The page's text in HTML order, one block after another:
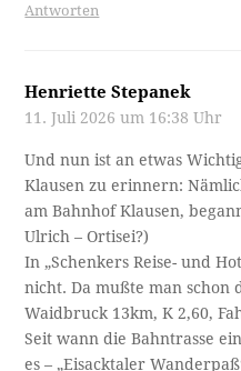
Antworten
Henriette Stepanek
11. Juli 2026 um 16:38 Uhr
Und nun ist an etwas
Klausen zu erinnern:
am Bahnhof Klausen,
Ulrich – Ortisei?)
In „Schenkers Reise- und
nicht. Da mußte man schon
Waidbruck 13km, K 2,60,
Seit wann die Bahntrasse
es – „Eisacktaler